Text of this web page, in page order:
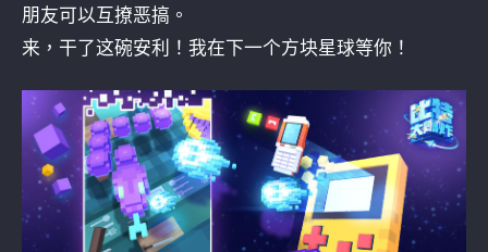
朋友可以互撩恶搞。
来，干了这碗安利！我在下一个方块星球等你！